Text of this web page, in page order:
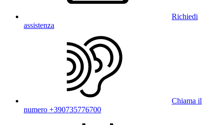
Richiedi
assistenza
Chiama il
numero +390735776700